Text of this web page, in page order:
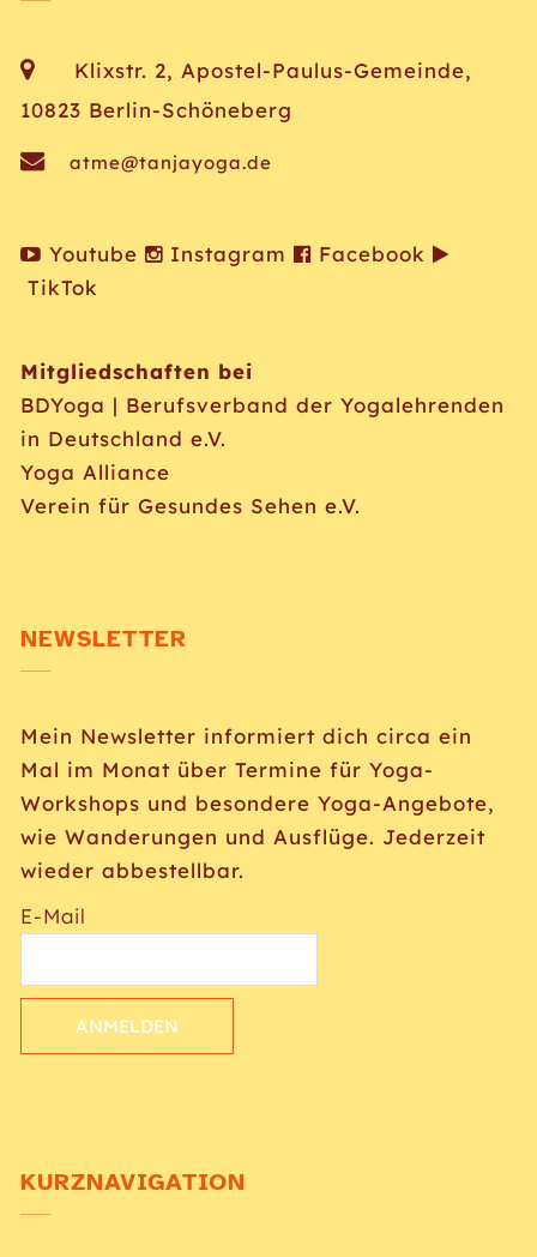
Klixstr. 2, Apostel-Paulus-Gemeinde,
10823 Berlin-Schöneberg
atme@tanjayoga.de
Youtube Instagram
Facebook
TikTok
Mitgliedschaften bei
BDYoga | Berufsverband der Yogalehrenden
in Deutschland e.V.
Yoga Alliance
Verein für Gesundes Sehen e.V.
NEWSLETTER
Mein Newsletter informiert dich circa ein
Mal im Monat über Termine für Yoga-
Workshops und besondere Yoga-Angebote,
wie Wanderungen und Ausflüge. Jederzeit
wieder abbestellbar.
E-Mail
ANMELDEN
KURZNAVIGATION